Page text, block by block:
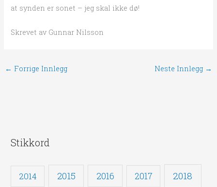
at synden er sonet – jeg skal ikke dø!
Skrevet av Gunnar Nilsson
← Forrige Innlegg Neste Innlegg →
Stikkord
2014 2015 2016 2017 2018